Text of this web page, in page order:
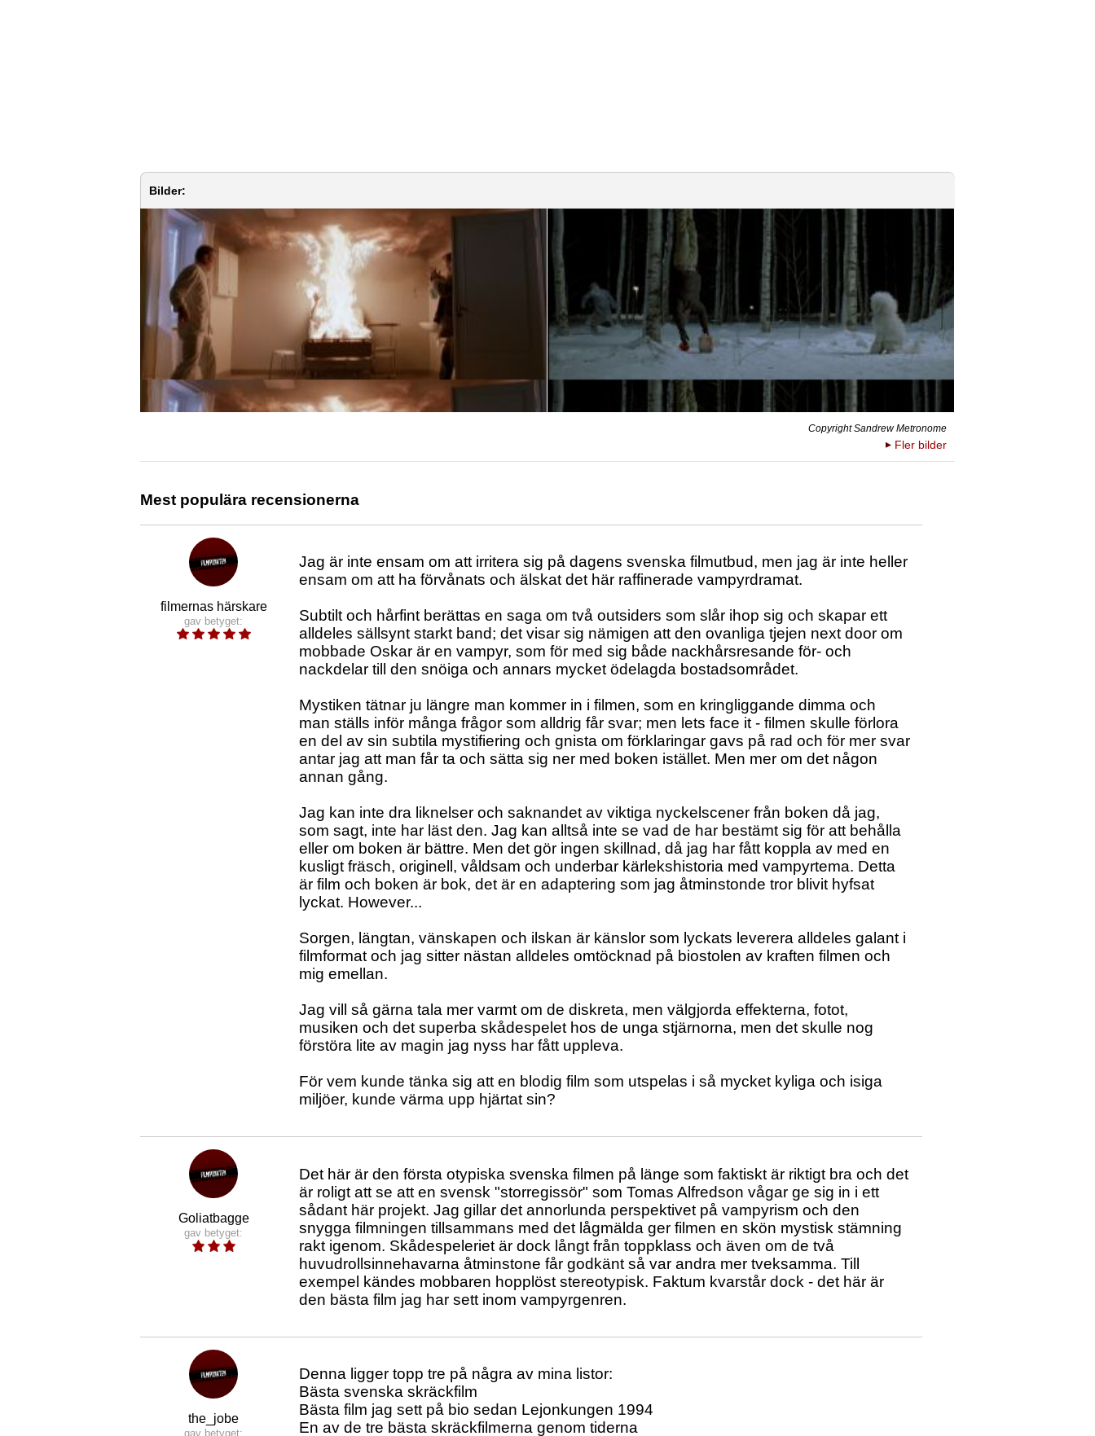
Bilder:
Copyright Sandrew Metronome
Fler bilder
Mest populära recensionerna
filmernas härskare
gav betyget:
Jag är inte ensam om att irritera sig på dagens svenska filmutbud, men jag är inte heller
ensam om att ha förvånats och älskat det här raffinerade vampyrdramat.
Subtilt och hårfint berättas en saga om två outsiders som slår ihop sig och skapar ett
alldeles sällsynt starkt band; det visar sig nämigen att den ovanliga tjejen next door om
mobbade Oskar är en vampyr, som för med sig både nackhårsresande för- och
nackdelar till den snöiga och annars mycket ödelagda bostadsområdet.
Mystiken tätnar ju längre man kommer in i filmen, som en kringliggande dimma och
man ställs inför många frågor som alldrig får svar; men lets face it - filmen skulle förlora
en del av sin subtila mystifiering och gnista om förklaringar gavs på rad och för mer svar
antar jag att man får ta och sätta sig ner med boken istället. Men mer om det någon
annan gång.
Jag kan inte dra liknelser och saknandet av viktiga nyckelscener från boken då jag,
som sagt, inte har läst den. Jag kan alltså inte se vad de har bestämt sig för att behålla
eller om boken är bättre. Men det gör ingen skillnad, då jag har fått koppla av med en
kusligt fräsch, originell, våldsam och underbar kärlekshistoria med vampyrtema. Detta
är film och boken är bok, det är en adaptering som jag åtminstonde tror blivit hyfsat
lyckat. However...
Sorgen, längtan, vänskapen och ilskan är känslor som lyckats leverera alldeles galant i
filmformat och jag sitter nästan alldeles omtöcknad på biostolen av kraften filmen och
mig emellan.
Jag vill så gärna tala mer varmt om de diskreta, men välgjorda effekterna, fotot,
musiken och det superba skådespelet hos de unga stjärnorna, men det skulle nog
förstöra lite av magin jag nyss har fått uppleva.
För vem kunde tänka sig att en blodig film som utspelas i så mycket kyliga och isiga
miljöer, kunde värma upp hjärtat sin?
Goliatbagge
gav betyget:
Det här är den första otypiska svenska filmen på länge som faktiskt är riktigt bra och det
är roligt att se att en svensk "storregissör" som Tomas Alfredson vågar ge sig in i ett
sådant här projekt. Jag gillar det annorlunda perspektivet på vampyrism och den
snygga filmningen tillsammans med det lågmälda ger filmen en skön mystisk stämning
rakt igenom. Skådespeleriet är dock långt från toppklass och även om de två
huvudrollsinnehavarna åtminstone får godkänt så var andra mer tveksamma. Till
exempel kändes mobbaren hopplöst stereotypisk. Faktum kvarstår dock - det här är
den bästa film jag har sett inom vampyrgenren.
the_jobe
gav betyget:
Denna ligger topp tre på några av mina listor:
Bästa svenska skräckfilm
Bästa film jag sett på bio sedan Lejonkungen 1994
En av de tre bästa skräckfilmerna genom tiderna